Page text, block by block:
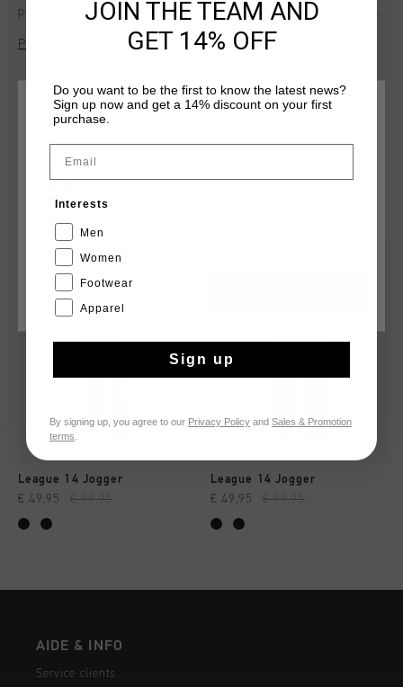
polyester and 45% cotton, it ensures a relaxed fit. Featuring
an elastic waistband with drawcords, a welt pocket at the
back, bold print artwork on both legs, and sleek taping along
any outfit.
Plus d’information
TU POURRAIS AIMER
League 14 Jogger
€ 49,95 € 99,95
League 14 Jogger
€ 49,95 € 99,95
AIDE & INFO
Service clients
CHOISISSEZ VOTRE EMPLACEMENT ET VOTRE
France
JOIN THE TEAM AND
GET 14% OFF
Do you want to be the first to know the latest news?
Sign up now and get a 14% discount on your first
purchase.
Email
Interests
Men
Women
Footwear
Apparel
Sign up
By signing up, you agree to our Privacy Policy and Sales & Promotion
terms